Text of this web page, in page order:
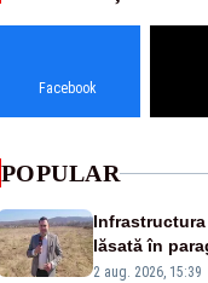
Facebook
POPULAR
lăsată în
2 aug. 2026, 15:39